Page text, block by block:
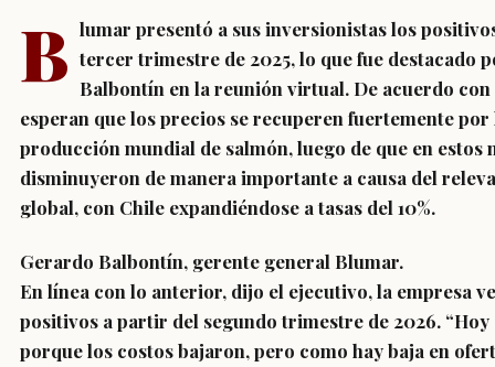
B lumar presentó a sus inversionistas los
tercer trimestre de 2025, lo que fue destacado
Balbontín en la reunión virtual. De acuerdo
esperan que los precios se recuperen fuertemente
producción mundial de salmón, luego de que en estos
disminuyeron de manera importante a causa del
global, con Chile expandiéndose a tasas del 10%.
Gerardo Balbontín, gerente general Blumar.
En línea con lo anterior, dijo el ejecutivo, la empresa
positivos a partir del segundo trimestre de 2026.
porque los costos bajaron, pero como hay baja en